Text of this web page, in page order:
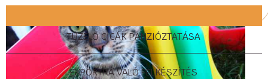
TÜZELŐ CICÁK PANZIÓZTATÁSA
EXPORTRA VALÓ FELKÉSZÍTÉS